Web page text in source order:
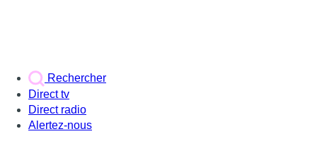
Rechercher
Direct tv
Direct radio
Alertez-nous